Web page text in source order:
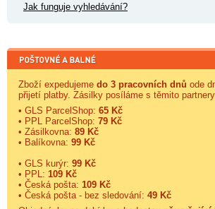
Jak funguje vyhledávání?
Zboží expedujeme do 3 pracovních dnů ode
přijetí platby. Zásilky posíláme s těmito
• GLS ParcelShop: 65 Kč
• PPL ParcelShop: 79 Kč
• Zásilkovna: 89 Kč
• Balíkovna: 99 Kč
• GLS kurýr: 99 Kč
• PPL: 109 Kč
• Česká pošta: 109 Kč
• Česká pošta - bez sledování: 49 Kč